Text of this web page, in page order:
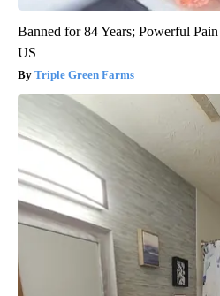
Banned for 84 Years; Powerful
US
Triple Green Farms